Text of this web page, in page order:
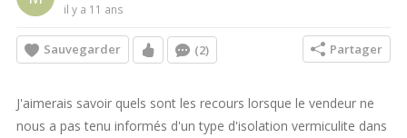
il y a 11 ans
Sauvegarder (2) Partager
J'aimerais savoir quels sont les recours lorsque le vendeur ne
nous a pas tenu informés d'un type d'isolation vermiculite dans